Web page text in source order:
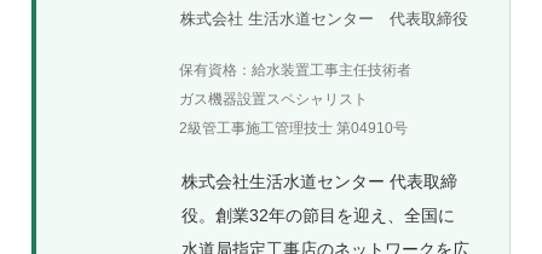
株式会社 生活水道センター 代表取締役
保有資格：給水装置工事主任技術者
ガス機器設置スペシャリスト
2級管工事施工管理技士 第04910号
株式会社生活水道センター 代表取締
役。創業32年の節目を迎え、全国に
水道局指定工事店のネットワークを広